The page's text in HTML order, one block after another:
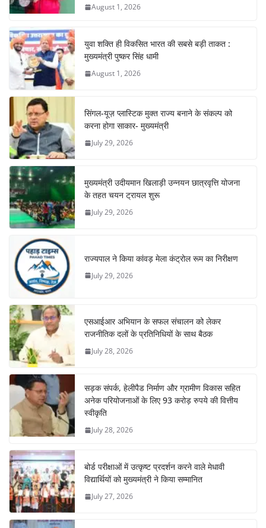
k August 1, 2026
युवा शक्ति ही विकसित भारत की सबसे बड़ी ताकत :
मुख्यमंत्री पुष्कर सिंह धामी
August 1, 2026
सिंगल-यूज़ प्लास्टिक मुक्त राज्य बनाने के संकल्प को
करना होगा साकार- मुख्यमंत्री
July 29, 2026
मुख्यमंत्री उदीयमान खिलाड़ी उन्नयन छात्रवृत्ति योजना
के तहत चयन ट्रायल शुरू
July 29, 2026
राज्यपाल ने किया कांवड़ मेला कंट्रोल रूम का निरीक्षण
July 29, 2026
एसआईआर अभियान के सफल संचालन को लेकर
राजनीतिक दलों के प्रतिनिधियों के साथ बैठक
July 28, 2026
सड़क संपर्क, हेलीपैड निर्माण और ग्रामीण विकास सहित
अनेक परियोजनाओं के लिए 93 करोड़ रुपये की वित्तीय
स्वीकृति
July 28, 2026
बोर्ड परीक्षाओं में उत्कृष्ट प्रदर्शन करने वाले मेधावी
विद्यार्थियों को मुख्यमंत्री ने किया सम्मानित
July 27, 2026